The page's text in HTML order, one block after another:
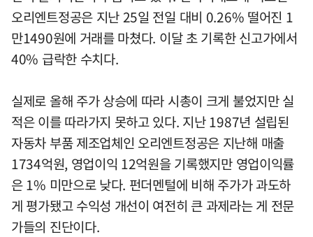
오리엔트정공은 지난 25일 전일 대비 0.26% 떨어진 1
만1490원에 거래를 마쳤다. 이달 초 기록한 신고가에서
40% 급락한 수치다.
실제로 올해 주가 상승에 따라 시총이 크게 불었지만 실
적은 이를 따라가지 못하고 있다. 지난 1987년 설립된
자동차 부품 제조업체인 오리엔트정공은 지난해 매출
1734억원, 영업이익 12억원을 기록했지만 영업이익률
은 1% 미만으로 낮다. 펀더멘털에 비해 주가가 과도하
게 평가됐고 수익성 개선이 여전히 큰 과제라는 게 전문
가들의 진단이다.